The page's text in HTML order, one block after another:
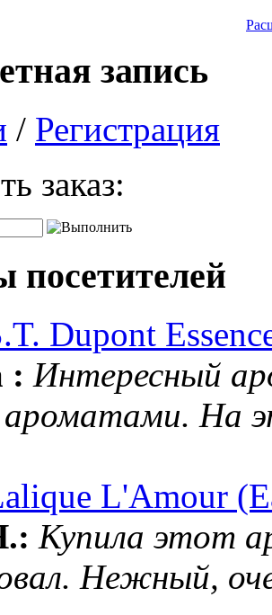
запись
/ Регистрация
заказ:
Dupont
: Интересный
ароматами. На
L'Amour
Купила этот
Нежный,